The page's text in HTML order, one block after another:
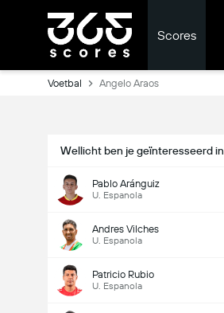
Scores
Voetbal Angelo Araos
Wellicht ben je geïnteresseerd in
Pablo Aránguiz
U. Espanola
Andres Vilches
U. Espanola
Patricio Rubio
U. Espanola